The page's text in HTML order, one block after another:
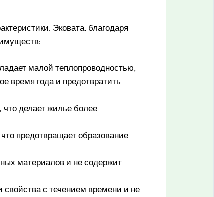
Эковата, благодаря
малой теплопроводностью,
время года и предотвратить
что делает жилье более
предотвращает образование
материалов и не содержит
свойства с течением времени и не